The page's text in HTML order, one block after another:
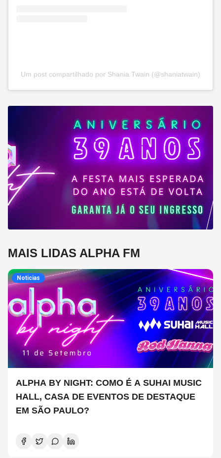
Um post compartilhado por Shania Twain (@shaniatwain)
MAIS LIDAS ALPHA FM
Noticias
ALPHA BY NIGHT: COMO É A SUHAI MUSIC
HALL, CASA DE EVENTOS DE DESTAQUE
EM SÃO PAULO?